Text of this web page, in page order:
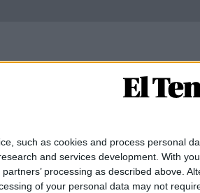
such as cookies and process personal
and services development. With
processing as described above.
of your personal data may not